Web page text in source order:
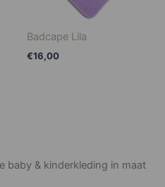
Badcape Lila
€16,00
baby & kinderkleding in maat